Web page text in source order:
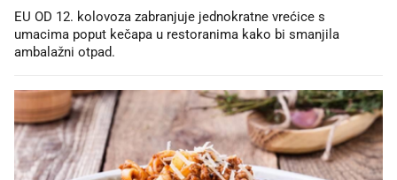
EU OD 12. kolovoza zabranjuje jednokratne vrećice s
umacima poput kečapa u restoranima kako bi smanjila
ambalažni otpad.